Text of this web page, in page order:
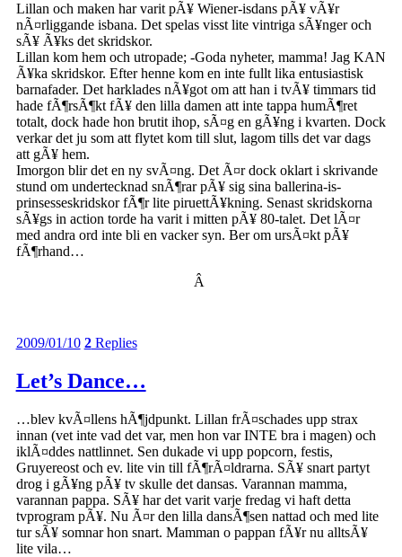
Lillan och maken har varit pÃ¥ Wiener-isdans pÃ¥ vÃ¥r
nÃ¤rliggande isbana. Det spelas visst lite vintriga sÃ¥nger och
sÃ¥ Ã¥ks det skridskor.
Lillan kom hem och utropade; -Goda nyheter, mamma! Jag KAN
Ã¥ka skridskor. Efter henne kom en inte fullt lika entusiastisk
barnafader. Det harklades nÃ¥got om att han i tvÃ¥ timmars tid
hade fÃ¶rsÃ¶kt fÃ¥ den lilla damen att inte tappa humÃ¶ret
totalt, dock hade hon brutit ihop, sÃ¤g en gÃ¥ng i kvarten. Dock
verkar det ju som att flytet kom till slut, lagom tills det var dags
att gÃ¥ hem.
Imorgon blir det en ny svÃ¤ng. Det Ã¤r dock oklart i skrivande
stund om undertecknad snÃ¶rar pÃ¥ sig sina ballerina-is-
prinsesseskridskor fÃ¶r lite piruettÃ¥kning. Senast skridskorna
sÃ¥gs in action torde ha varit i mitten pÃ¥ 80-talet. Det lÃ¤r
med andra ord inte bli en vacker syn. Ber om ursÃ¤kt pÃ¥
fÃ¶rhand…
Â
2009/01/10 2Replies
Let’s Dance…
…blev kvÃ¤llens hÃ¶jdpunkt. Lillan frÃ¤schades upp strax
innan (vet inte vad det var, men hon var INTE bra i magen) och
iklÃ¤ddes nattlinnet. Sen dukade vi upp popcorn, festis,
Gruyereost och ev. lite vin till fÃ¶rÃ¤ldrarna. SÃ¥ snart partyt
drog i gÃ¥ng pÃ¥ tv skulle det dansas. Varannan mamma,
varannan pappa. SÃ¥ har det varit varje fredag vi haft detta
tvprogram pÃ¥. Nu Ã¤r den lilla dansÃ¶sen nattad och med lite
tur sÃ¥ somnar hon snart. Mamman o pappan fÃ¥r nu alltsÃ¥
lite vila…